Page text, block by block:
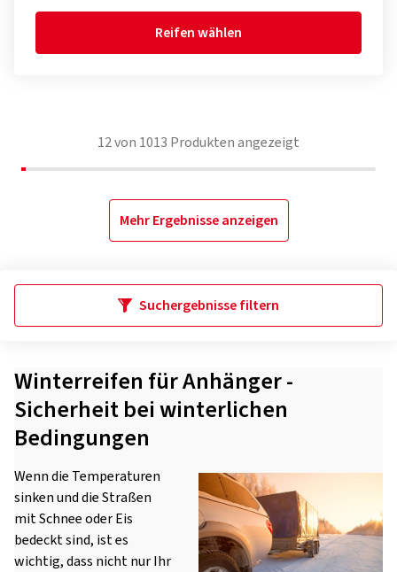
Reifen wählen
12von 1013 Produkten angezeigt
Mehr Ergebnisse anzeigen
Suchergebnisse filtern
Winterreifen für Anhänger -
Sicherheit bei winterlichen
Bedingungen
Wenn die Temperaturen
sinken und die Straßen
mit Schnee oder Eis
bedeckt sind, ist es
wichtig, dass nicht nur Ihr